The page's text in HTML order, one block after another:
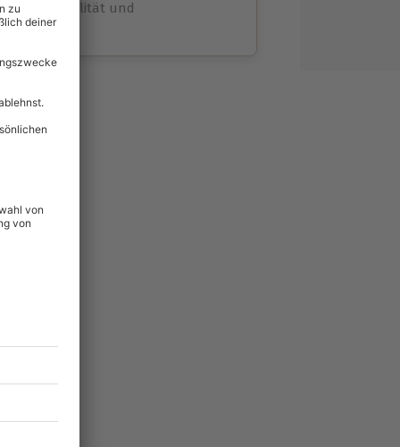
volle Flexibilität und
für alle Erlebnisse